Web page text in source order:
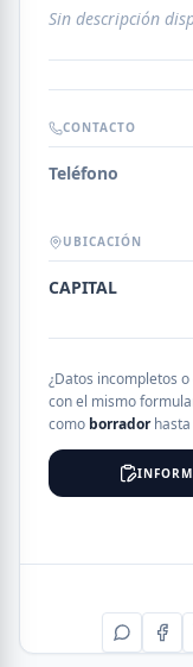
Sin descripción
CONTACTO
Teléfono
UBICACIÓN
CAPITAL
¿Datos incompletos
con el mismo
como borradorhasta